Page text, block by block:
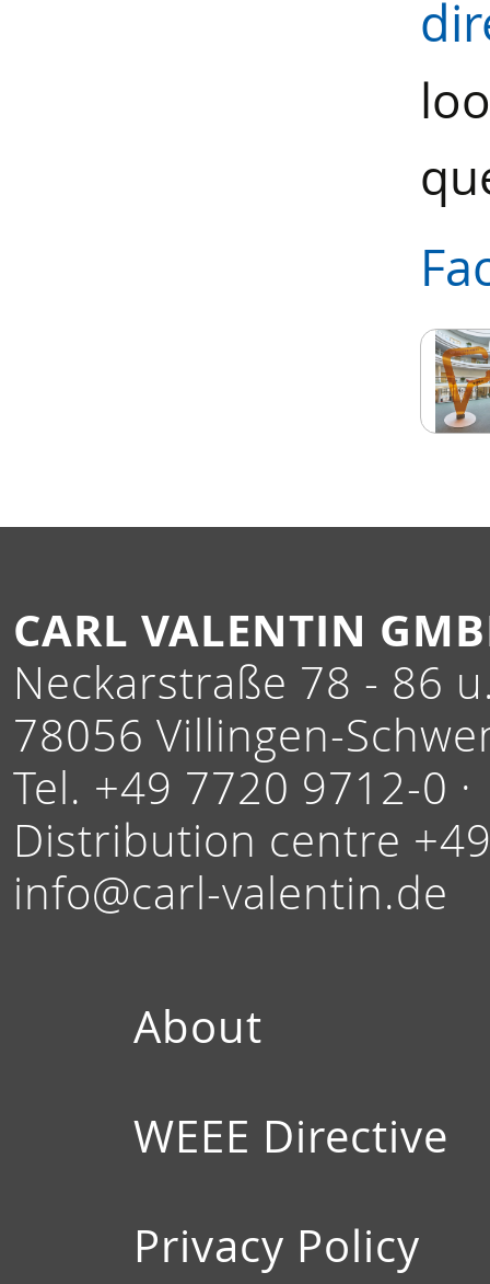
CARL VALENTIN
Neckarstraße 78 - 86
78056 Villingen-
Tel. +49 7720 9712-0 ·
Distribution centre
info@carl-valentin.de
About
WEEE Directive
Privacy Policy